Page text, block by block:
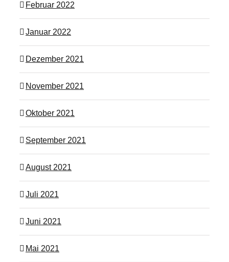
Februar 2022
Januar 2022
Dezember 2021
November 2021
Oktober 2021
September 2021
August 2021
Juli 2021
Juni 2021
Mai 2021